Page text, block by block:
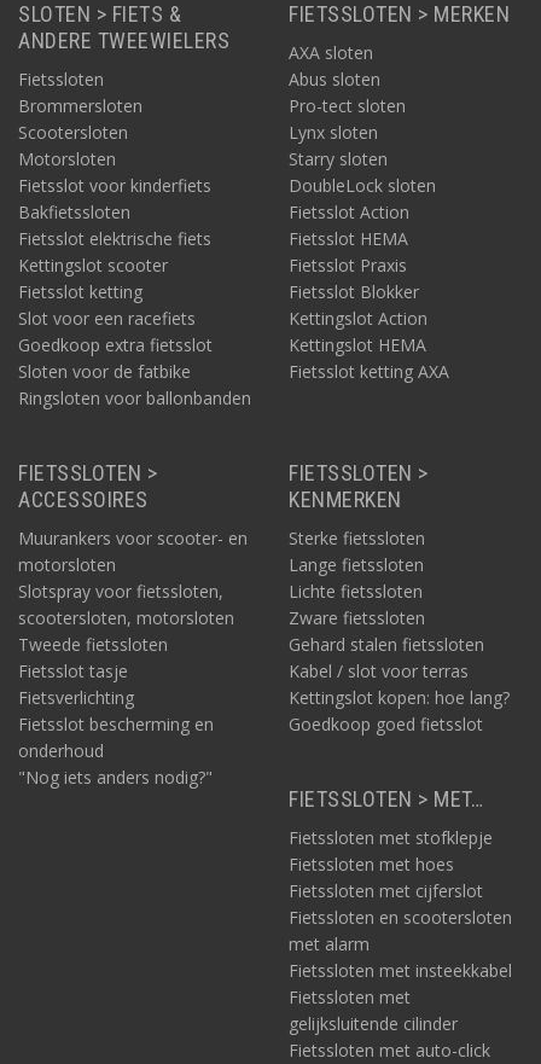
SLOTEN > FIETS &
ANDERE TWEEWIELERS
Fietssloten
Brommersloten
Scootersloten
Motorsloten
Fietsslot voor kinderfiets
Bakfietssloten
Fietsslot elektrische fiets
Kettingslot scooter
Fietsslot ketting
Slot voor een racefiets
Goedkoop extra fietsslot
Sloten voor de fatbike
Ringsloten voor ballonbanden
FIETSSLOTEN > MERKEN
AXA sloten
Abus sloten
Pro-tect sloten
Lynx sloten
Starry sloten
DoubleLock sloten
Fietsslot Action
Fietsslot HEMA
Fietsslot Praxis
Fietsslot Blokker
Kettingslot Action
Kettingslot HEMA
Fietsslot ketting AXA
FIETSSLOTEN >
ACCESSOIRES
Muurankers voor scooter- en
motorsloten
Slotspray voor fietssloten,
scootersloten, motorsloten
Tweede fietssloten
Fietsslot tasje
Fietsverlichting
Fietsslot bescherming en
onderhoud
"Nog iets anders nodig?"
FIETSSLOTEN >
KENMERKEN
Sterke fietssloten
Lange fietssloten
Lichte fietssloten
Zware fietssloten
Gehard stalen fietssloten
Kabel / slot voor terras
Kettingslot kopen: hoe lang?
Goedkoop goed fietsslot
FIETSSLOTEN > MET…
Fietssloten met stofklepje
Fietssloten met hoes
Fietssloten met cijferslot
Fietssloten en scootersloten
met alarm
Fietssloten met insteekkabel
Fietssloten met
gelijksluitende cilinder
Fietssloten met auto-click